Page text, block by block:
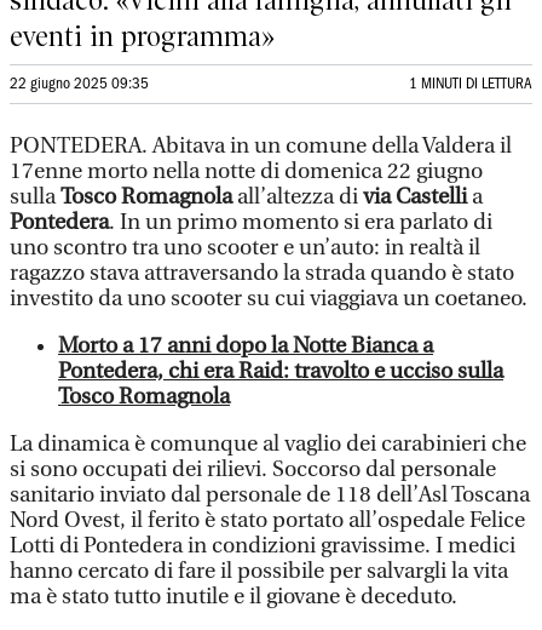
eventi in programma»
22 giugno 2025 09:35 1 MINUTI DI LETTURA
PONTEDERA. Abitava in un comune della Valdera il
17enne morto nella notte di domenica 22 giugno
sullaTosco Romagnolaall’altezza divia Castellia
Pontedera. In un primo momento si era parlato di
uno scontro tra uno scooter e un’auto: in realtà il
ragazzo stava attraversando la strada quando è stato
investito da uno scooter su cui viaggiava un coetaneo.
Morto a 17 anni dopo la Notte Bianca a
Pontedera, chi era Raid: travolto e ucciso sulla
Tosco Romagnola
La dinamica è comunque al vaglio dei carabinieri che
si sono occupati dei rilievi. Soccorso dal personale
sanitario inviato dal personale de 118 dell’Asl Toscana
Nord Ovest, il ferito è stato portato all’ospedale Felice
Lotti di Pontedera in condizioni gravissime. I medici
hanno cercato di fare il possibile per salvargli la vita
ma è stato tutto inutile e il giovane è deceduto.